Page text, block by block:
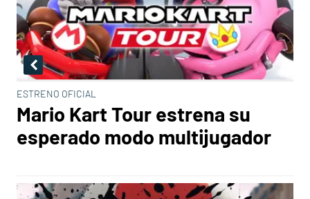
ESTRENO OFICIAL
Mario Kart Tour estrena su
esperado modo multijugador